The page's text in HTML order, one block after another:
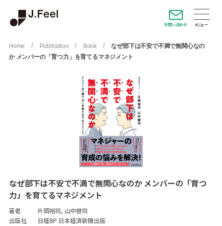
お問い合わせ
Home / Publication / Book/なぜ部下は不安で不満で無関心なの
か メンバーの「育つ力」を育てるマネジメント
なぜ部下は不安で不満で無関心なのか メンバーの「育つ
力」を育てるマネジメント
著者
片岡裕司, 山中健司
出版社
日経BP 日本経済新聞出版